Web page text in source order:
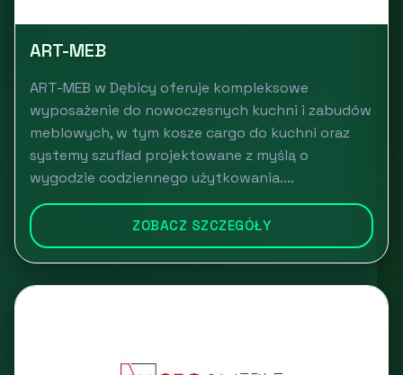
ART-MEB
ART-MEB w Dębicy oferuje kompleksowe
wyposażenie do nowoczesnych kuchni i zabudów
meblowych, w tym kosze cargo do kuchni oraz
systemy szuflad projektowane z myślą o
wygodzie codziennego użytkowania....
ZOBACZ SZCZEGÓŁY